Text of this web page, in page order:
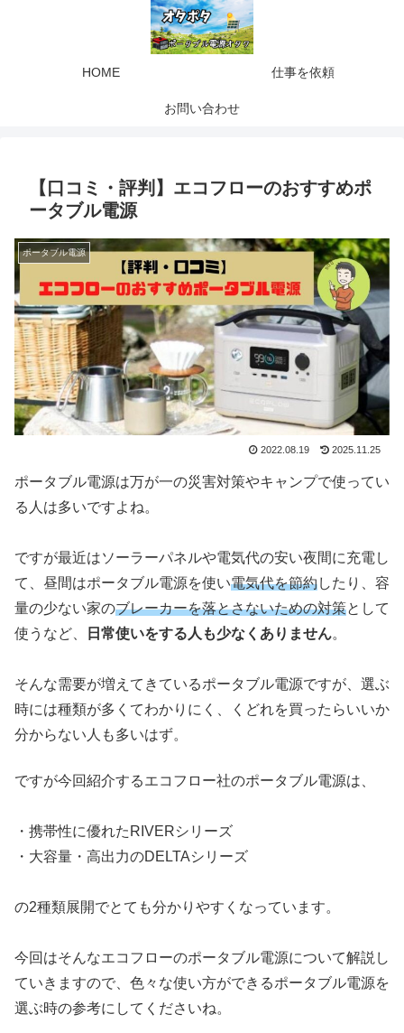
HOME 仕事を依頼
お問い合わせ
【口コミ・評判】エコフローのおすすめポ
ータブル電源
ポータブル電源
2022.08.19 2025.11.25
ポータブル電源は万が一の災害対策やキャンプで使ってい
る人は多いですよね。
ですが最近はソーラーパネルや電気代の安い夜間に充電し
て、昼間はポータブル電源を使い電気代を節約したり、容
量の少ない家のブレーカーを落とさないための対策として
使うなど、
日常使いをする人も少なくありません。
そんな需要が増えてきているポータブル電源ですが、選ぶ
時には種類が多くてわかりにく、くどれを買ったらいいか
分からない人も多いはず。
ですが今回紹介するエコフロー社のポータブル電源は、
・携帯性に優れたRIVERシリーズ
・大容量・高出力のDELTAシリーズ
の2種類展開でとても分かりやすくなっています。
今回はそんなエコフローのポータブル電源について解説し
ていきますので、色々な使い方ができるポータブル電源を
選ぶ時の参考にしてくださいね。